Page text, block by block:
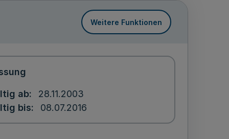
Weitere Funktionen
ab
28.11.2003
bis
08.07.2016